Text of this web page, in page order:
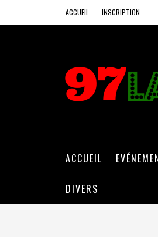
ACCUEIL INSCRIPTION
ACCUEIL
DIVERS